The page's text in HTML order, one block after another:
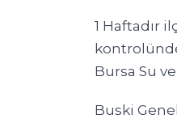
1 Haftadır
Bursa Su
Buski